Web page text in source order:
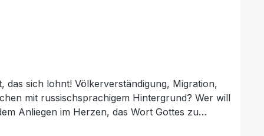
sich lohnt! Völkerverständigung, Migration,
mit russischsprachigem Hintergrund? Wer will
Anliegen im Herzen, das Wort Gottes zu